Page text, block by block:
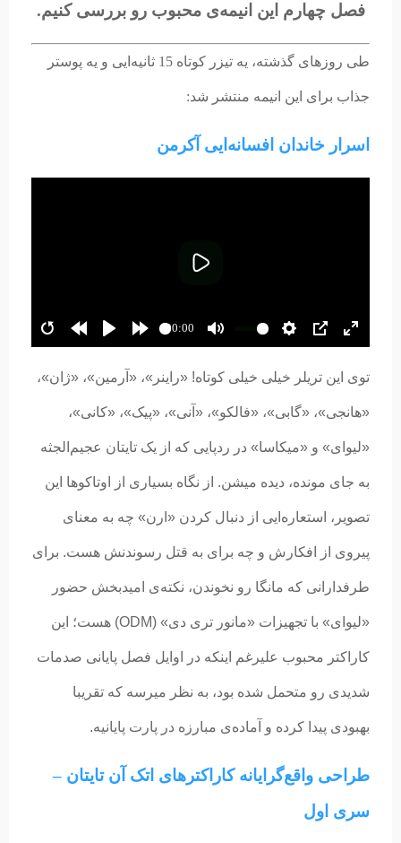
فصل چهارم این انیمه‌ی محبوب رو بررسی کنیم.
طی روزهای گذشته، یه تیزر کوتاه 15 ثانیه‌ایی و یه پوستر
جذاب برای این انیمه منتشر شد:
اسرار خاندان افسانه‌ایی آکرمن
00:00
پخش
توی این تریلر خیلی خیلی کوتاه! «راینر»، «آرمین»، «ژان»،
«هانجی»، «گابی»، «فالکو»، «آنی»، «پیک»، «کانی»،
«لیوای» و «میکاسا» در ردپایی که از یک تایتان عجیم‌الجثه
به جای مونده، دیده میشن. از نگاه بسیاری از اوتاکوها این
تصویر، استعاره‌ایی از دنبال کردن «ارن» چه به معنای
پیروی از افکارش و چه برای به قتل رسوندنش هست. برای
طرفدارانی که مانگا رو نخوندن، نکته‌ی امیدبخش حضور
«لیوای» با تجهیزات «مانور تری دی» (ODM) هست؛ این
کاراکتر محبوب علیرغم اینکه در اوایل فصل پایانی صدمات
شدیدی رو متحمل شده بود، به نظر میرسه که تقریبا
بهبودی پیدا کرده و آماده‌ی مبارزه در پارت پایانیه.
طراحی واقع‌گرایانه کاراکترهای اتک آن تایتان –
سری اول